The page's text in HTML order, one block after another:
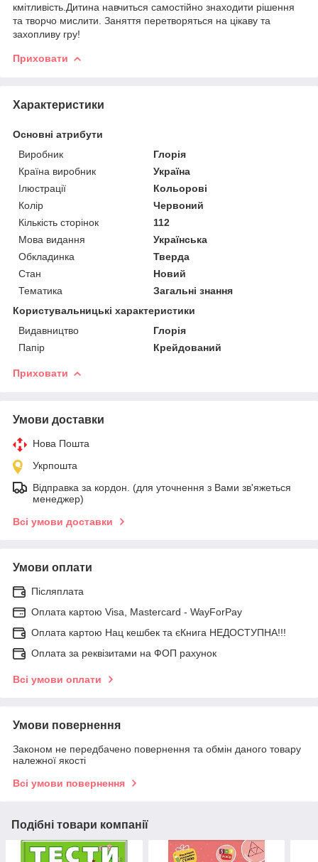
кмітливість.Дитина навчиться самостійно знаходити рішення
та творчо мислити. Заняття перетворяться на цікаву та
захопливу гру!
Приховати
Характеристики
Основні атрибути
Виробник
Глорія
Країна виробник
Україна
Ілюстрації
Кольорові
Колір
Червоний
Кількість сторінок
112
Мова видання
Українська
Обкладинка
Тверда
Стан
Новий
Тематика
Загальні знання
Користувальницькі характеристики
Видавництво
Глорія
Папір
Крейдований
Приховати
Умови доставки
Нова Пошта
Укрпошта
Відправка за кордон. (для уточнення з Вами зв'яжеться
менеджер)
Всі умови доставки
Умови оплати
Післяплата
Оплата картою Visa, Mastercard - WayForPay
Оплата картою Нац кешбек та єКнига НЕДОСТУПНА!!!
Оплата за реквізитами на ФОП рахунок
Всі умови оплати
Умови повернення
Законом не передбачено повернення та обмін даного товару
належної якості
Всі умови повернення
Подібні товари компанії